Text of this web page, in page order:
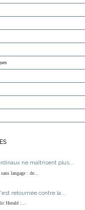
ne maîtrisent plus...
langage : de...
retournée contre la...
Herald :...